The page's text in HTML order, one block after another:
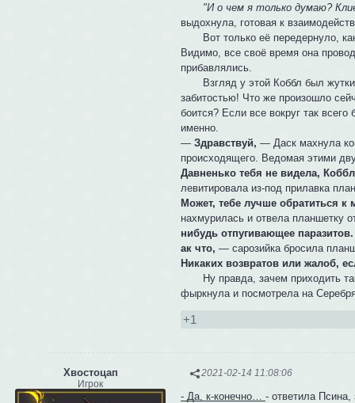
"И о чем я только думаю?
выдохнула, готовая к
Вот только её передернуло, как
Видимо, все своё время она
прибавлялись.
Взгляд у этой Коббл был
забитостью! Что же произошло
боится? Если все вокруг так
именно.
—Здравствуй, — Даск махнула
происходящего. Ведомая этими
Давненько тебя не видела,
левитировала из-под прилавка
Может, тебе лучше обратиться к
нахмурилась и отвела планшетку
нибудь отпугивающее
ак что, — сарозийка бросила
Никаких возвратов или жалоб,
Ну правда, зачем приходить так
фыркнула и посмотрела на
+1
2021-02-14 11:08:06
Хвостоцап
Игрок
- Да, к-конечно…- ответила